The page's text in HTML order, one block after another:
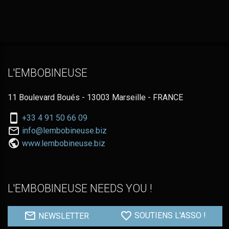
L'EMBOBINEUSE
11 Boulevard Boués - 13003 Marseille - FRANCE
Nous
téléphoner
au:
+33 4 91 50 66 09
Nous
contacter
info@lembobineuse.biz
www.lembobineuse.biz
L'EMBOBINEUSE NEEDS YOU !
NEWSLETTER SOUTIENS L'ASSO !